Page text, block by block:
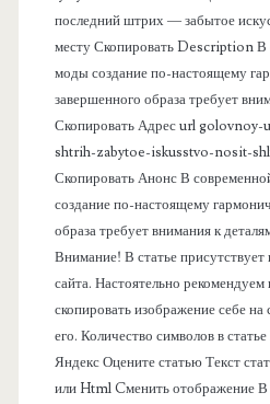
последний штрих — забытое
месту Скопировать Description В
моды создание по-настоящему
завершенного образа требует
Скопировать Адрес url
shtrih-zabytoe-iskusstvo-nosit-
Скопировать Анонс В
создание по-настоящему
образа требует внимания к
Внимание! В статье присутствует
сайта. Настоятельно
скопировать изображение себе на
его. Количество символов в
Яндекс Оцените статью Текст
или Html Cменить отображение